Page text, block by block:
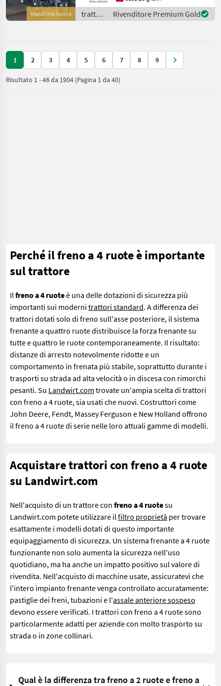
Macchina nuova
und Tankschutz -
Vorglühanlage -
trattori
/ Steyr
Rivenditore Premium Gold
1 2 3 4 5 6 7 8 9
Risultato 1-48da 1904 (Pagina 1 da 40)
Perché il freno a 4 ruote è importante
sul trattore
Ilfreno a 4 ruoteè una delle dotazioni di sicurezza più
importanti sui moderni trattori standard. A differenza dei
trattori dotati solo di freno sull'asse posteriore, il sistema
frenante a quattro ruote distribuisce la forza frenante su
tutte e quattro le ruote contemporaneamente. Il risultato:
distanze di arresto notevolmente ridotte e un
comportamento in frenata più stabile, soprattutto durante i
trasporti su strada ad alta velocità o in discesa con rimorchi
pesanti. Su Landwirt.com trovate un'ampia scelta di trattori
con freno a 4 ruote, sia usati che nuovi. Costruttori come
John Deere, Fendt, Massey Ferguson e New Holland offrono
il freno a 4 ruote di serie nelle loro attuali gamme di modelli.
Acquistare trattori con freno a 4 ruote
su Landwirt.com
Nell'acquisto di un trattore con freno a 4 ruotesu
Landwirt.com potete utilizzare ilfiltro proprietà per trovare
esattamente i modelli dotati di questo importante
equipaggiamento di sicurezza. Un sistema frenante a 4 ruote
funzionante non solo aumenta la sicurezza nell'uso
quotidiano, ma ha anche un impatto positivo sul valore di
rivendita. Nell'acquisto di macchine usate, assicuratevi che
l'intero impianto frenante venga controllato accuratamente:
pastiglie dei freni, tubazioni e l'assale anteriore sospeso
devono essere verificati. I trattori con freno a 4 ruote sono
particolarmente adatti per aziende con molto trasporto su
strada o in zone collinari.
Qual è la differenza tra freno a 2 ruote e freno a